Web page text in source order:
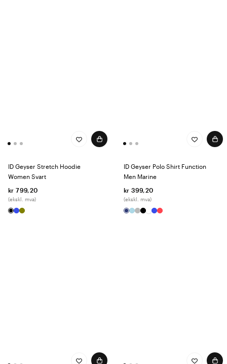
ID Geyser Stretch Hoodie
Women Svart
kr 799,20
(ekskl. mva)
ID Geyser Polo Shirt Function
Men Marine
kr 399,20
(ekskl. mva)